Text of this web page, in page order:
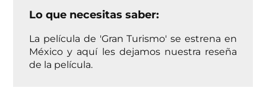
Lo que necesitas saber:
La película de 'Gran Turismo' se estrena en
México y aquí les dejamos nuestra reseña
de la película.